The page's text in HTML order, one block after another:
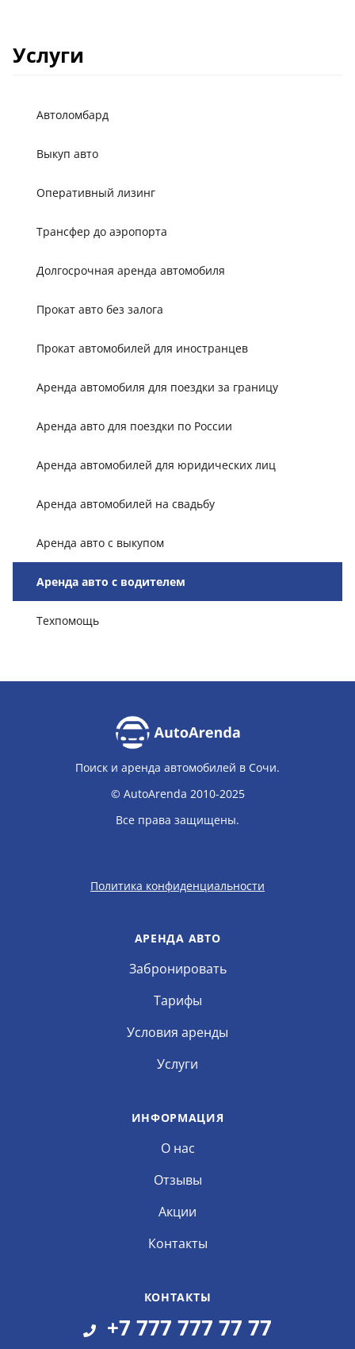
Услуги
Автоломбард
Выкуп авто
Оперативный лизинг
Трансфер до аэропорта
Долгосрочная аренда автомобиля
Прокат авто без залога
Прокат автомобилей для иностранцев
Аренда автомобиля для поездки за границу
Аренда авто для поездки по России
Аренда автомобилей для юридических лиц
Аренда автомобилей на свадьбу
Аренда авто с выкупом
Аренда авто с водителем
Техпомощь
Поиск и аренда автомобилей в Сочи.
© AutoArenda 2010-2025
Все права защищены.
Политика конфиденциальности
АРЕНДА АВТО
Забронировать
Тарифы
Условия аренды
Услуги
ИНФОРМАЦИЯ
О нас
Отзывы
Акции
Контакты
КОНТАКТЫ
+7 777 777 77 77